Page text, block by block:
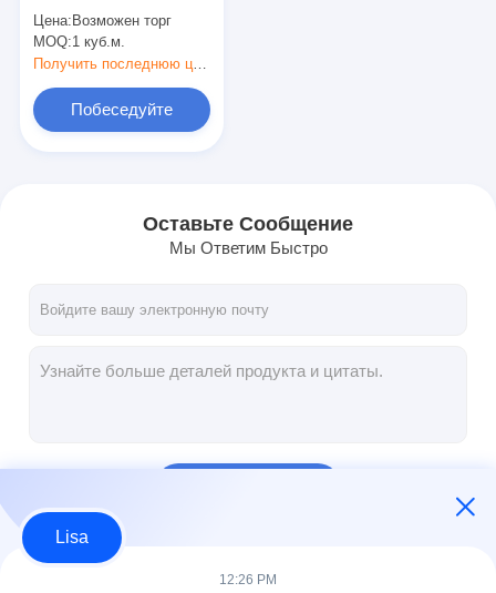
курьерская служба
от двери к двери
Цена: Возможен торг
MOQ:1 куб.м.
Получить последнюю цену
Побеседуйте
Оставьте Сообщение
Мы Ответим Быстро
Lisa
12:26 PM